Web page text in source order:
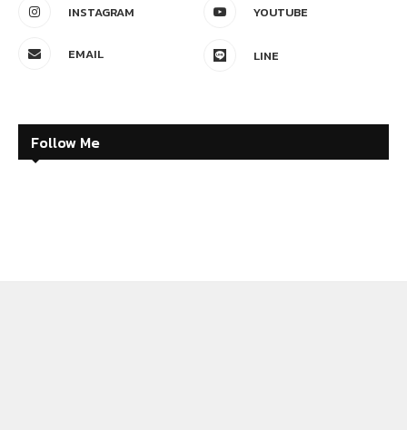
INSTAGRAM YOUTUBE
EMAIL LINE
Follow Me